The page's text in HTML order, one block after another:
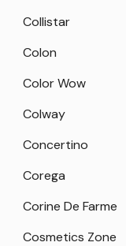
Collistar
Colon
Color Wow
Colway
Concertino
Corega
Corine De Farme
Cosmetics Zone